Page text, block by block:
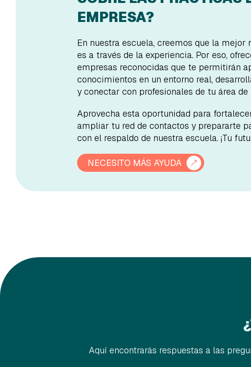
EMPRESA?
En nuestra escuela, creemos que la mejor
es a través de la experiencia. Por eso,
empresas reconocidas que te permitirán
conocimientos en un entorno real,
y conectar con profesionales de tu área de
Aprovecha esta oportunidad para
ampliar tu red de contactos y prepararte
con el respaldo de nuestra escuela. ¡Tu
NECESITO MÁS AYUDA
Aquí encontrarás respuestas a las